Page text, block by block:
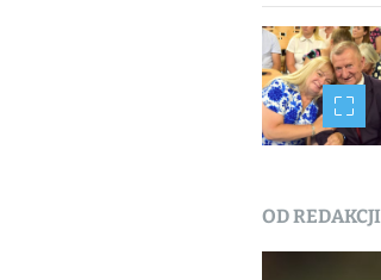
OD REDAKCJI